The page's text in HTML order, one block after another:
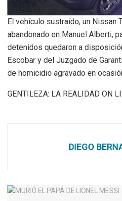
El vehículo sustraído, un Nissan
abandonado en Manuel Alberti,
detenidos quedaron a
Escobar y del Juzgado de
de homicidio agravado en
GENTILEZA: LA REALIDAD ON
DIEGO